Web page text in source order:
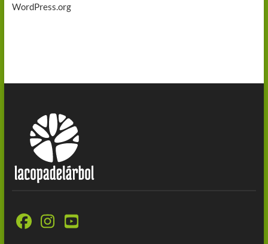
WordPress.org